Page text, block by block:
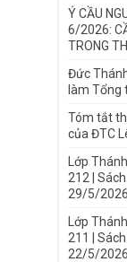
Ý CẦU
6/2026:
TRONG
Đức
làm Tổng
Tóm tắt
của ĐTC
Lớp
212 |
29/5/2026
Lớp
211 |
22/5/2026